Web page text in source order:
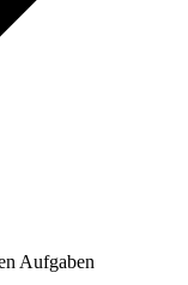
Aufgaben